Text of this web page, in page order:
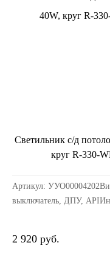
Светильник с/д
круг R-330-
Артикул:
выключатель, ДПУ,
электробезопасности:
2 920 руб.